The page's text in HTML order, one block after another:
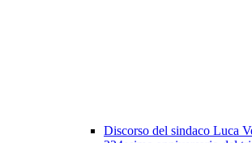
Discorso del sindaco Luca